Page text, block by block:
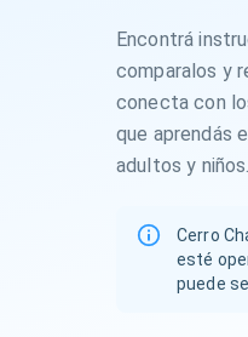
Encontrá
comparalos y
conecta con
que aprendás
adultos y niños.
Cerro
esté
puede